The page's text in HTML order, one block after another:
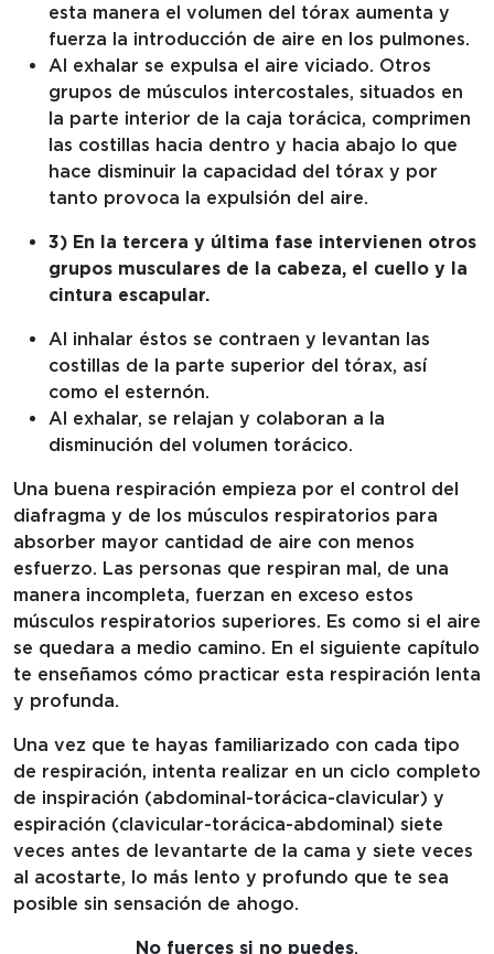
esta manera el volumen del tórax aumenta y
fuerza la introducción de aire en los pulmones.
Al exhalar se expulsa el aire viciado. Otros
grupos de músculos intercostales, situados en
la parte interior de la caja torácica, comprimen
las costillas hacia dentro y hacia abajo lo que
hace disminuir la capacidad del tórax y por
tanto provoca la expulsión del aire.
3) En la tercera y última fase intervienen otros
grupos musculares de la cabeza, el cuello y la
cintura escapular.
Al inhalar éstos se contraen y levantan las
costillas de la parte superior del tórax, así
como el esternón.
Al exhalar, se relajan y colaboran a la
disminución del volumen torácico.
Una buena respiración empieza por el control del
diafragma y de los músculos respiratorios para
absorber mayor cantidad de aire con menos
esfuerzo. Las personas que respiran mal, de una
manera incompleta, fuerzan en exceso estos
músculos respiratorios superiores. Es como si el aire
se quedara a medio camino. En el siguiente capítulo
te enseñamos cómo practicar esta respiración lenta
y profunda.
Una vez que te hayas familiarizado con cada tipo
de respiración, intenta realizar en un ciclo completo
de inspiración (abdominal-torácica-clavicular) y
espiración (clavicular-torácica-abdominal) siete
veces antes de levantarte de la cama y siete veces
al acostarte, lo más lento y profundo que te sea
posible sin sensación de ahogo.
No fuerces si no puedes.